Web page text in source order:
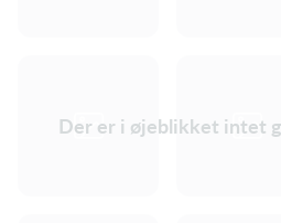
Der er i øjeblikket intet